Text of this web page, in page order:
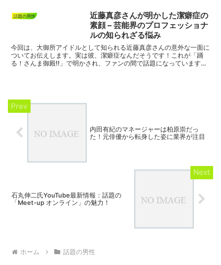
話題の男性
近藤真彦さんが明かした潔癖症の
素顔 – 芸能界のプロフェッショナ
ルの知られざる悩み
今回は、大御所アイドルとして知られる近藤真彦さんの意外な一面に
ついてお伝えします。実は彼、潔癖症なんだそうです！これが「踊
る！さんま御殿!!」で明かされ、ファンの間で話題になっています。
内田有紀のマネージャーは柏原崇だっ
た！元俳優から転身した姿に業界が注目
石丸伸二氏YouTube最新情報：話題の
「Meet-up オンライン」の魅力！
ホーム 話題の男性